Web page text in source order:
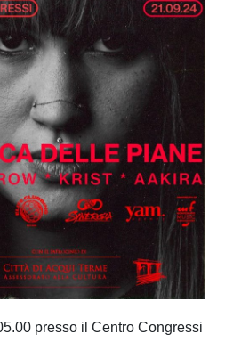
presso il Centro Congressi